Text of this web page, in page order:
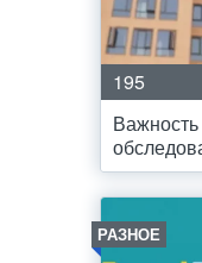
195
Важность
РАЗНОЕ